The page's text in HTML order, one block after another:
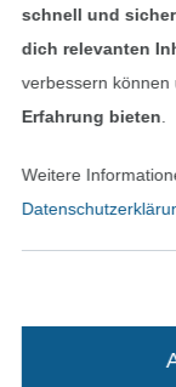
Alle
Die
schnell und sicher
dich relevanten
verbessern können
Erfahrung bieten
Weitere